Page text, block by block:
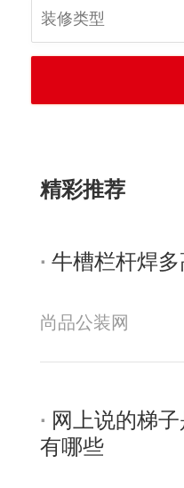
精彩推荐
牛槽栏杆焊
尚品公装网
网上说的梯
有哪些